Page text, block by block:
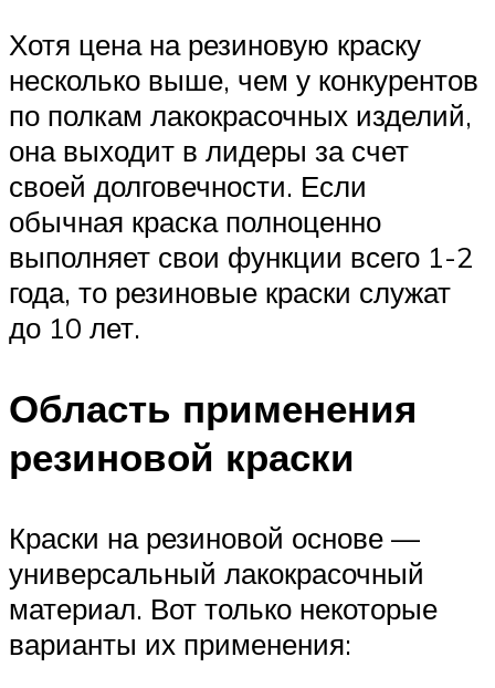
Хотя цена на резиновую краску
несколько выше, чем у конкурентов
по полкам лакокрасочных изделий,
она выходит в лидеры за счет
своей долговечности. Если
обычная краска полноценно
выполняет свои функции всего 1-2
года, то резиновые краски служат
до 10 лет.
Область применения
резиновой краски
Краски на резиновой основе —
универсальный лакокрасочный
материал. Вот только некоторые
варианты их применения: